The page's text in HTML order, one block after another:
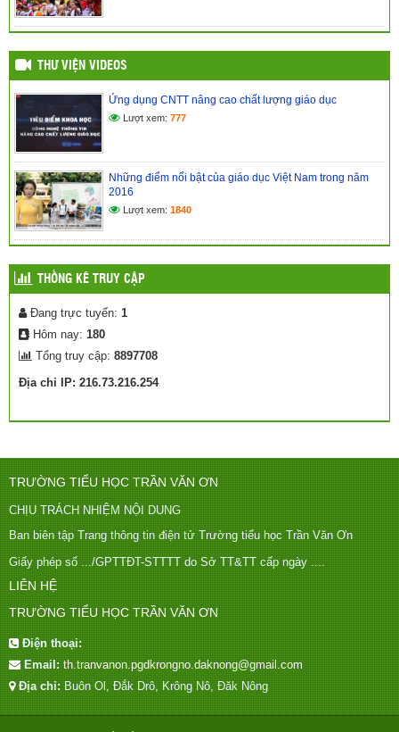
THƯ VIỆN VIDEOS
Ứng dụng CNTT nâng cao chất lượng giáo dục
Lượt xem: 777
Những điểm nổi bật của giáo dục Việt Nam trong năm
2016
Lượt xem: 1840
THỐNG KÊ TRUY CẬP
Đang trực tuyến: 1
Hôm nay: 180
Tổng truy cập: 8897708
Địa chỉ IP: 216.73.216.254
TRƯỜNG TIỂU HỌC TRẦN VĂN ƠN
CHỊU TRÁCH NHIỆM NỘI DUNG
Ban biên tập Trang thông tin điện tử Trường tiểu học Trần Văn Ơn
Giấy phép số .../GPTTĐT-STTTT do Sở TT&TT cấp ngày ....
LIÊN HỆ
TRƯỜNG TIỂU HỌC TRẦN VĂN ƠN
Điện thoại:
Email:th.tranvanon.pgdkrongno.daknong@gmail.com
Địa chỉ:Buôn Ol, Đắk Drô, Krông Nô, Đăk Nông